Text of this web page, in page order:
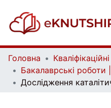
Головна